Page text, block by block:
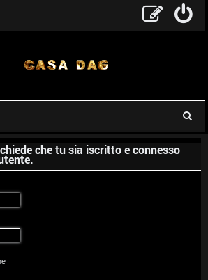
che tu sia iscritto e connesso